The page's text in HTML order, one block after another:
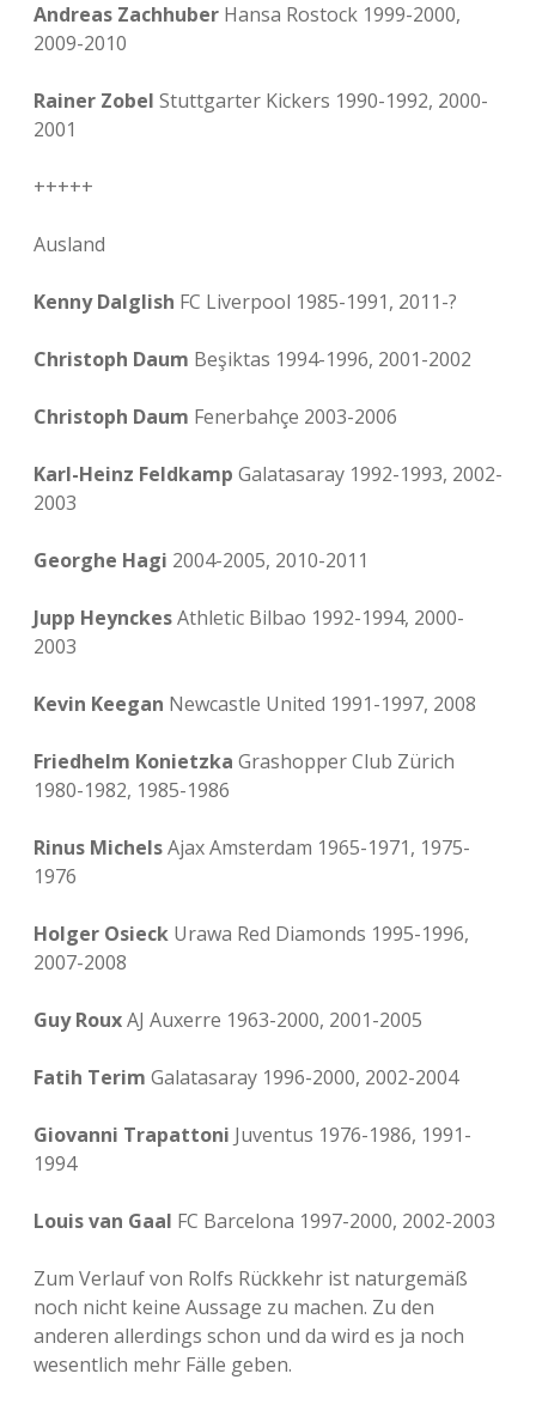
Andreas Zachhuber Hansa Rostock 1999-2000,
2009-2010
Rainer Zobel Stuttgarter Kickers 1990-1992, 2000-
2001
+++++
Ausland
Kenny Dalglish FC Liverpool 1985-1991, 2011-?
Christoph Daum Beşiktas 1994-1996, 2001-2002
Christoph Daum Fenerbahçe 2003-2006
Karl-Heinz Feldkamp Galatasaray 1992-1993, 2002-
2003
Georghe Hagi 2004-2005, 2010-2011
Jupp HeynckesAthletic Bilbao 1992-1994, 2000-
2003
Kevin Keegan Newcastle United 1991-1997, 2008
Friedhelm Konietzka Grashopper Club Zürich
1980-1982, 1985-1986
Rinus MichelsAjax Amsterdam 1965-1971, 1975-
1976
Holger Osieck Urawa Red Diamonds 1995-1996,
2007-2008
Guy RouxAJ Auxerre 1963-2000, 2001-2005
Fatih Terim Galatasaray 1996-2000, 2002-2004
Giovanni Trapattoni Juventus 1976-1986, 1991-
1994
Louis van Gaal FC Barcelona 1997-2000, 2002-2003
Zum Verlauf von Rolfs Rückkehr ist naturgemäß
noch nicht keine Aussage zu machen. Zu den
anderen allerdings schon und da wird es ja noch
wesentlich mehr Fälle geben.